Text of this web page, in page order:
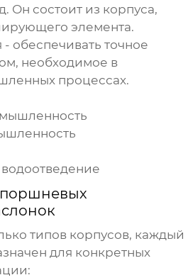
Он состоит из корпуса,
элемента.
обеспечивать точное
необходимое в
процессах.
поршневых
типов корпусов, каждый
для конкретных